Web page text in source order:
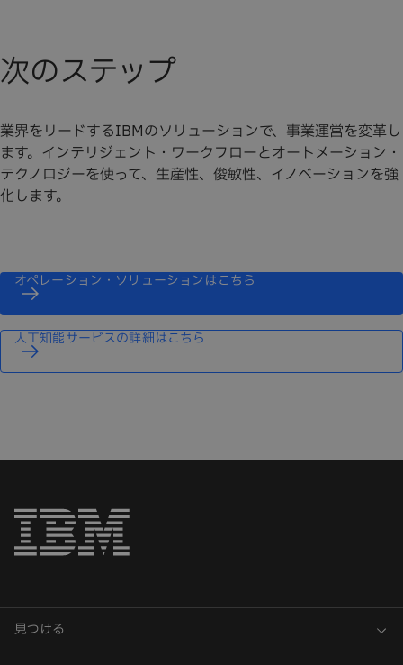
次のステップ
業界をリードするIBMのソリューションで、事業運営を変革し
ます。インテリジェント・ワークフローとオートメーション・
テクノロジーを使って、生産性、俊敏性、イノベーションを強
化します。
オペレーション・ソリューションはこちら
人工知能サービスの詳細はこちら